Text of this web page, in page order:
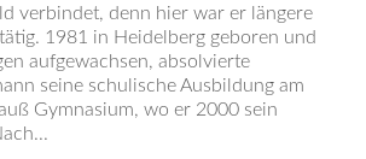
verbindet, denn hier war er längere
1981 in Heidelberg geboren und
aufgewachsen, absolvierte
seine schulische Ausbildung am
Gymnasium, wo er 2000 sein